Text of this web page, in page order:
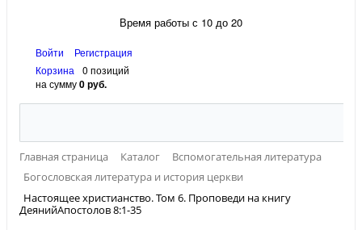
Время работы с 10 до 20
Войти
Регистрация
Корзина
0 позиций
на сумму0 руб.
Главная страница Каталог
Вспомогательная литература
Богословская литература и история церкви
Настоящее христианство. Том 6. Проповеди на книгу
ДеянийАпостолов 8:1-35